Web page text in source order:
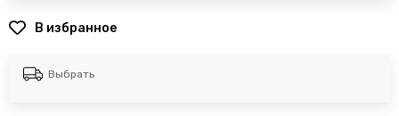
В избранное
Выбрать